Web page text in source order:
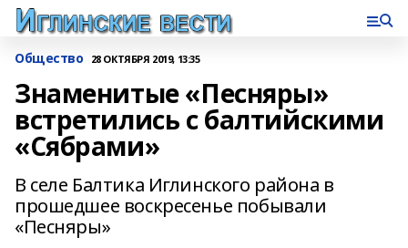
Общество 28 ОКТЯБРЯ 2019, 13:35
Знаменитые «Песняры»
встретились с балтийскими
«Сябрами»
В селе Балтика Иглинского района в
прошедшее воскресенье побывали
«Песняры»